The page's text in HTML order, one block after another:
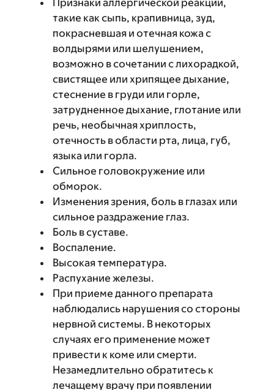
Признаки аллергической реакции,
такие как сыпь, крапивница, зуд,
покрасневшая и отечная кожа с
волдырями или шелушением,
возможно в сочетании с лихорадкой,
свистящее или хрипящее дыхание,
стеснение в груди или горле,
затрудненное дыхание, глотание или
речь, необычная хриплость,
отечность в области рта, лица, губ,
языка или горла.
Сильное головокружение или
обморок.
Изменения зрения, боль в глазах или
сильное раздражение глаз.
Боль в суставе.
Воспаление.
Высокая температура.
Распухание железы.
При приеме данного препарата
наблюдались нарушения со стороны
нервной системы. В некоторых
случаях его применение может
привести к коме или смерти.
Незамедлительно обратитесь к
лечащему врачу при появлении